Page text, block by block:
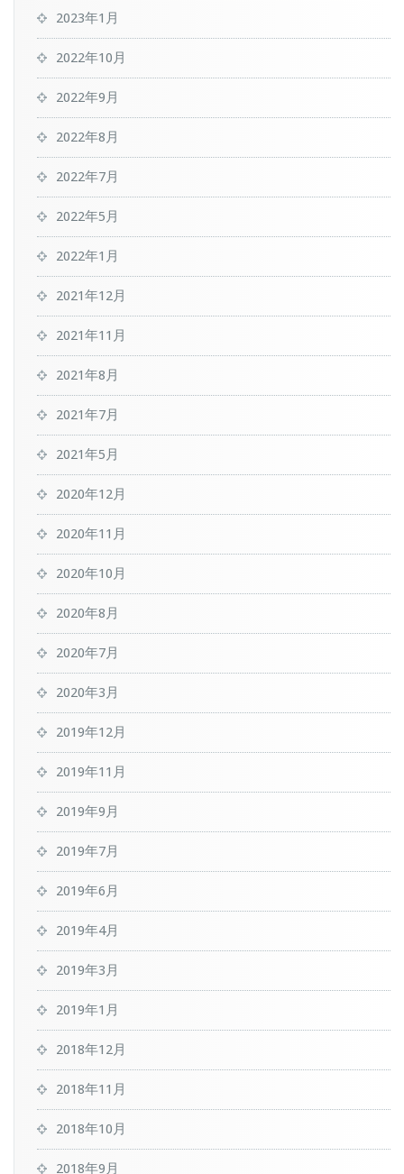
2023年1月
2022年10月
2022年9月
2022年8月
2022年7月
2022年5月
2022年1月
2021年12月
2021年11月
2021年8月
2021年7月
2021年5月
2020年12月
2020年11月
2020年10月
2020年8月
2020年7月
2020年3月
2019年12月
2019年11月
2019年9月
2019年7月
2019年6月
2019年4月
2019年3月
2019年1月
2018年12月
2018年11月
2018年10月
2018年9月